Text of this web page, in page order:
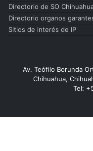
Directorio de SO
Directorio organos
Sitios de interés de IP
Av. Teófilo Borunda
Chihuahua,
Tel: